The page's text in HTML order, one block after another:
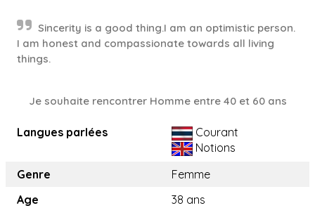
Sincerity is a good thing.I am an optimistic person.
I am honest and compassionate towards all living
things.
Je souhaite rencontrer Homme entre 40 et 60 ans
Langues parlées
Courant
Notions
Genre
Femme
Age
38 ans